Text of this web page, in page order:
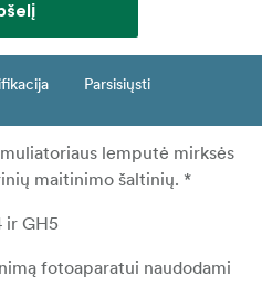
Parsisiųsti
lemputė mirksės
maitinimo šaltinių. *
ir GH5
fotoaparatui naudodami